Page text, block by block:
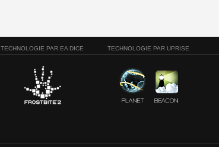
TECHNOLOGIE PAR EA DICE TECHNOLOGIE PAR UPRISE